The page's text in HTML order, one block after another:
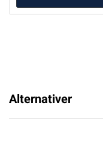
Alternativer